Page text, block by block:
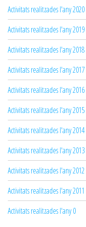
Activitats realitzades l'any 2020
Activitats realitzades l'any 2019
Activitats realitzades l'any 2018
Activitats realitzades l'any 2017
Activitats realitzades l'any 2016
Activitats realitzades l'any 2015
Activitats realitzades l'any 2014
Activitats realitzades l'any 2013
Activitats realitzades l'any 2012
Activitats realitzades l'any 2011
Activitats realitzades l'any 0